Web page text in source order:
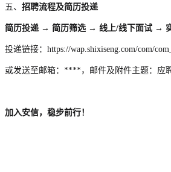
五、 招聘流程及简历投递
简历投递 → 简历筛选 → 线上/线下面试 →
投递链接：https://wap.shixiseng.com/com/
或发送至邮箱：****，邮件及附件主题：应
加入安信， 稳步前行！